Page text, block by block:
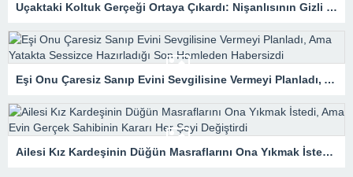
Uçaktaki Koltuk Gerçeği Ortaya Çıkardı: Nişanlısının Gizli Planını Öğrenince Her Şeyi Geride Bıraktı
Eşi Onu Çaresiz Sanıp Evini Sevgilisine Vermeyi Planladı, Ama Yatakta Sessizce Hazırladığı Son Hamleden Habersizdi
Ailesi Kız Kardeşinin Düğün Masraflarını Ona Yıkmak İstedi, Ama Evin Gerçek Sahibinin Kararı Her Şeyi Değiştirdi